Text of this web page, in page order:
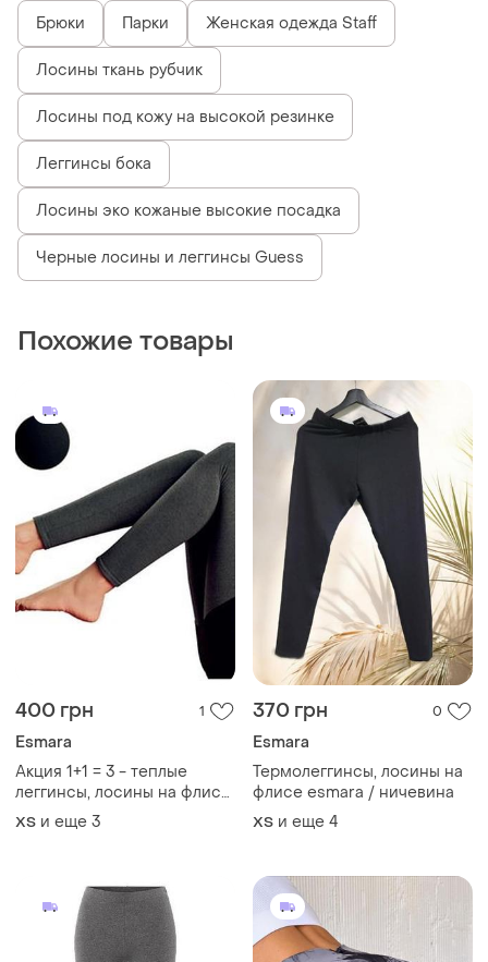
Брюки Парки Женская одежда Staff
Лосины ткань рубчик
Лосины под кожу на высокой резинке
Леггинсы бока
Лосины эко кожаные высокие посадка
Черные лосины и леггинсы Guess
Похожие товары
400 грн 1
Esmara
Акция 1+1 = 3 - теплые
леггинсы, лосины на флисе
esmara
ХS и еще 3
370 грн 0
Esmara
Термолеггинсы, лосины на
флисе esmara / ничевина
ХS и еще 4